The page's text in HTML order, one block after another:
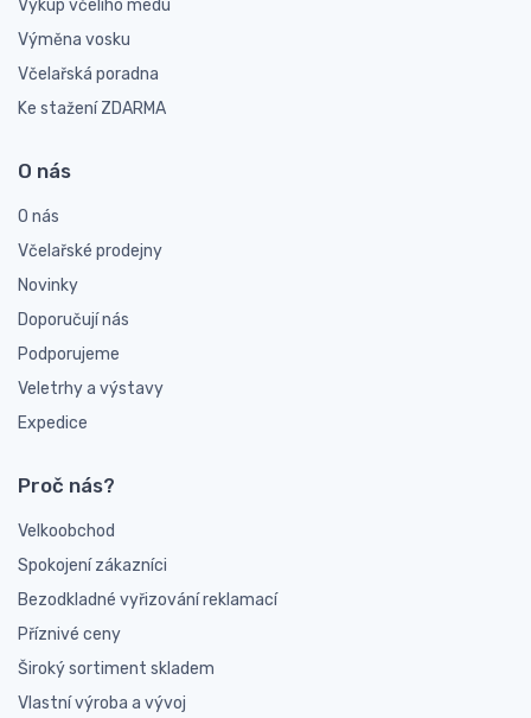
Výkup včelího medu
Výměna vosku
Včelařská poradna
Ke stažení ZDARMA
O nás
O nás
Včelařské prodejny
Novinky
Doporučují nás
Podporujeme
Veletrhy a výstavy
Expedice
Proč nás?
Velkoobchod
Spokojení zákazníci
Bezodkladné vyřizování reklamací
Příznivé ceny
Široký sortiment skladem
Vlastní výroba a vývoj